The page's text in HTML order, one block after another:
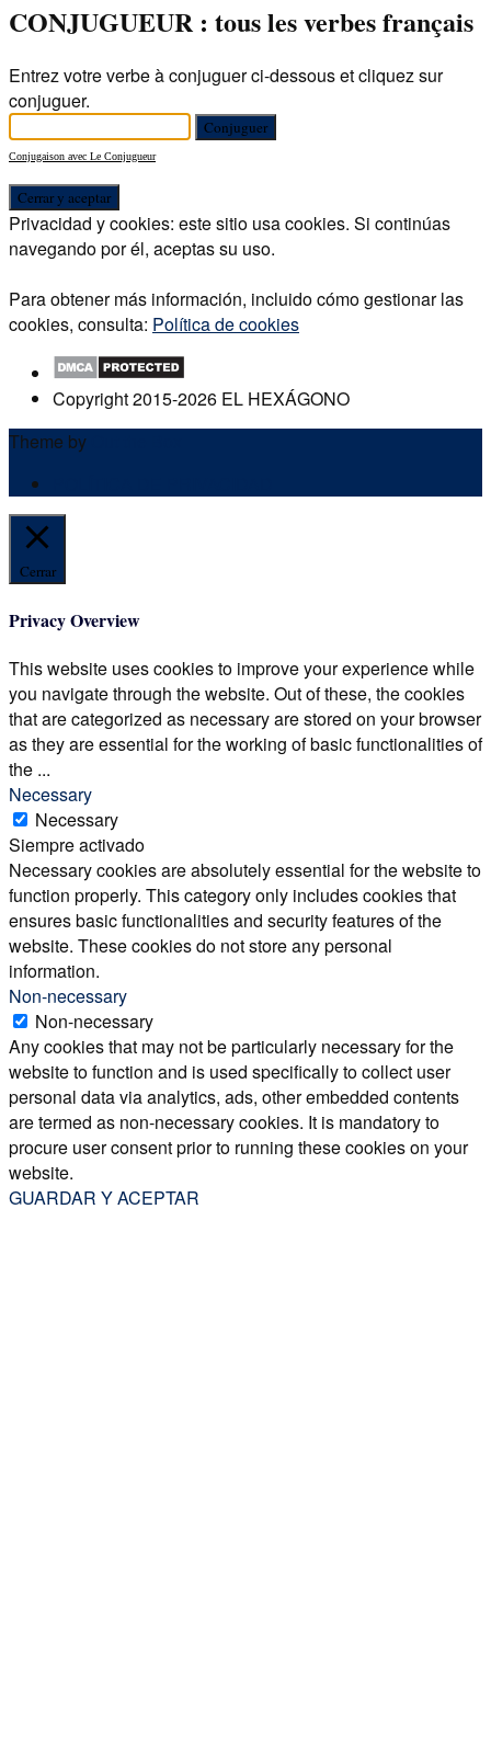
CONJUGUEUR : tous les verbes français
Entrez votre verbe à conjuguer ci-dessous et cliquez sur
conjuguer.
Conjugaison avec Le Conjugueur
Privacidad y cookies: este sitio usa cookies. Si continúas
navegando por él, aceptas su uso.
Para obtener más información, incluido cómo gestionar las
cookies, consulta: Política de cookies
Copyright 2015-2026 EL HEXÁGONO
Theme by
Cerrar
Privacy Overview
This website uses cookies to improve your experience while
you navigate through the website. Out of these, the cookies
that are categorized as necessary are stored on your browser
as they are essential for the working of basic functionalities of
the ...
Necessary
Necessary
Siempre activado
Necessary cookies are absolutely essential for the website to
function properly. This category only includes cookies that
ensures basic functionalities and security features of the
website. These cookies do not store any personal
information.
Non-necessary
Non-necessary
Any cookies that may not be particularly necessary for the
website to function and is used specifically to collect user
personal data via analytics, ads, other embedded contents
are termed as non-necessary cookies. It is mandatory to
procure user consent prior to running these cookies on your
website.
GUARDAR Y ACEPTAR